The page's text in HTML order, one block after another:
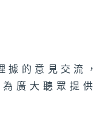
據的意見交流
廣大聽眾提